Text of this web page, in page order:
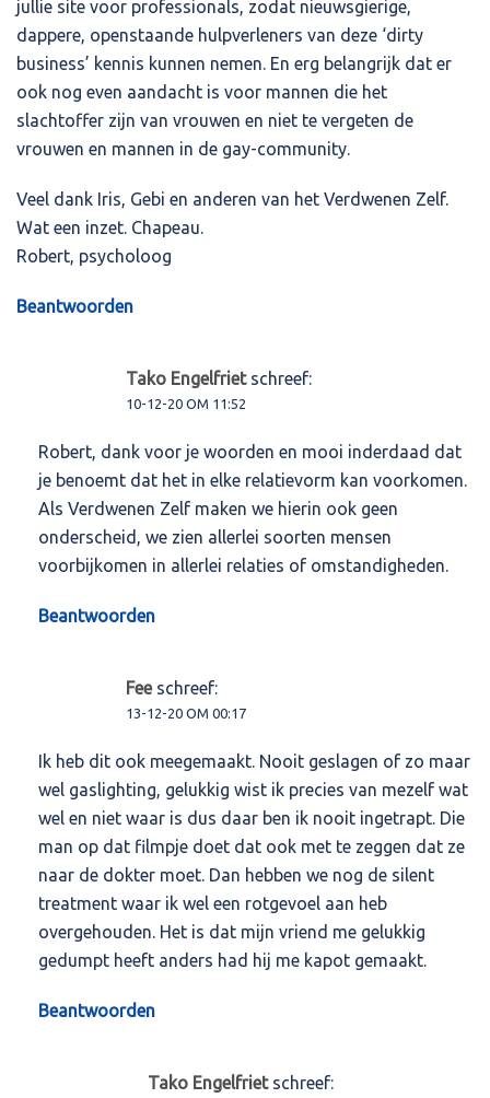
jullie site voor professionals, zodat nieuwsgierige,
dappere, openstaande hulpverleners van deze ‘dirty
business’ kennis kunnen nemen. En erg belangrijk dat er
ook nog even aandacht is voor mannen die het
slachtoffer zijn van vrouwen en niet te vergeten de
vrouwen en mannen in de gay-community.
Veel dank Iris, Gebi en anderen van het Verdwenen Zelf.
Wat een inzet. Chapeau.
Robert, psycholoog
Beantwoorden
Tako Engelfriet schreef:
10-12-20 OM 11:52
Robert, dank voor je woorden en mooi inderdaad dat
je benoemt dat het in elke relatievorm kan voorkomen.
Als Verdwenen Zelf maken we hierin ook geen
onderscheid, we zien allerlei soorten mensen
voorbijkomen in allerlei relaties of omstandigheden.
Beantwoorden
Fee schreef:
13-12-20 OM 00:17
Ik heb dit ook meegemaakt. Nooit geslagen of zo maar
wel gaslighting, gelukkig wist ik precies van mezelf wat
wel en niet waar is dus daar ben ik nooit ingetrapt. Die
man op dat filmpje doet dat ook met te zeggen dat ze
naar de dokter moet. Dan hebben we nog de silent
treatment waar ik wel een rotgevoel aan heb
overgehouden. Het is dat mijn vriend me gelukkig
gedumpt heeft anders had hij me kapot gemaakt.
Beantwoorden
Tako Engelfriet schreef: